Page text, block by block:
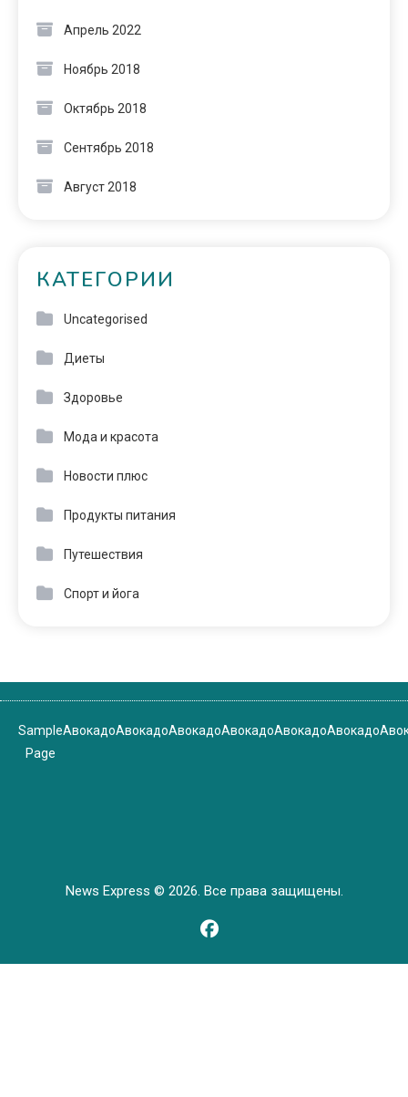
Апрель 2022
Ноябрь 2018
Октябрь 2018
Сентябрь 2018
Август 2018
КАТЕГОРИИ
Uncategorised
Диеты
Здоровье
Мода и красота
Новости плюс
Продукты питания
Путешествия
Спорт и йога
Sample
Page
АвокадоАвокадоАвокадоАвокадоАвокадоАвокадо
News Express © 2026. Все права защищены.